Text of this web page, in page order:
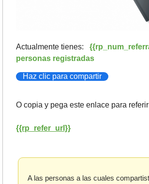
Actualmente tienes:
personas registradas
Haz clic para compartir
O copia y pega este enlace para
{{rp_refer_url}}
A las personas a las cuales